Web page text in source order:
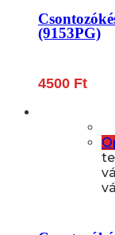
(9153PG)
4500 Ft